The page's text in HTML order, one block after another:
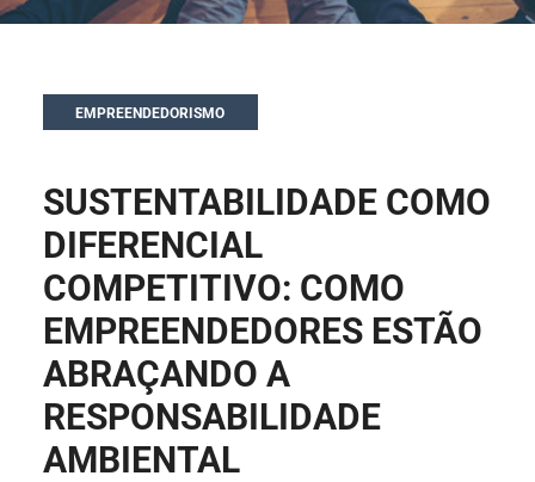
EMPREENDEDORISMO
SUSTENTABILIDADE COMO
DIFERENCIAL
COMPETITIVO: COMO
EMPREENDEDORES ESTÃO
ABRAÇANDO A
RESPONSABILIDADE
AMBIENTAL